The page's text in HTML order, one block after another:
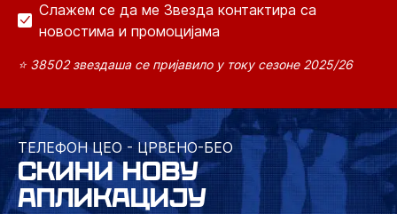
Слажем се да ме Звезда контактира са
новостима и промоцијама
⭐ 38502 звездаша се пријавило у току сезоне 2025/26
ТЕЛЕФОН ЦЕО - ЦРВЕНО-БЕО
СКИНИ НОВУ
АПЛИКАЦИЈУ